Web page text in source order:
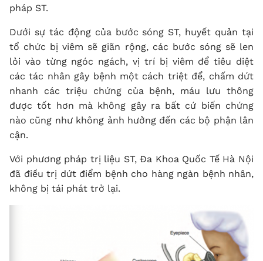
pháp ST.
Dưới sự tác động của bước sóng ST, huyết quản tại
tổ chức bị viêm sẽ giãn rộng, các bước sóng sẽ len
lỏi vào từng ngóc ngách, vị trí bị viêm để tiêu diệt
các tác nhân gây bệnh một cách triệt để, chấm dứt
nhanh các triệu chứng của bệnh, máu lưu thông
được tốt hơn mà không gây ra bất cứ biến chứng
nào cũng như không ảnh hưởng đến các bộ phận lân
cận.
Với phương pháp trị liệu ST, Đa Khoa Quốc Tế Hà Nội
đã điều trị dứt điểm bệnh cho hàng ngàn bệnh nhân,
không bị tái phát trở lại.